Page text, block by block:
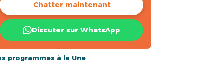
Chatter maintenant
Discuter sur WhatsApp
programmes à la Une